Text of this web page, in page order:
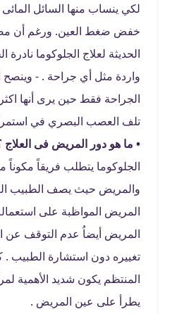
لكي ينساب منها السائل
خفض ضغط العين. ورغم أن
الحديثة لعلاج الجلوكوما نادرة
واردة مثل أي جراحة . - وينصح
الجراحة فقط حين يرى أنها
تلف العصب البصري في
• ما هو دور المريض فى العلاج
الجلوكوما يتطلب فريقاً
والمريض حيث يصف الطبيب
المريض المواظبة على
المريض أيضاُ عدم التوقف عن
تغييره دون استشارة الطبيب
المنتظم يكون شديد الأهمية
يطرأ على عين المريض .